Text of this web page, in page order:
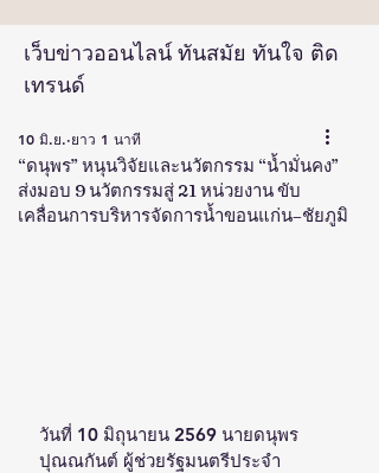
เว็บข่าวออนไลน์ ทันสมัย ทันใจ ติด
เทรนด์
“ดนุพร” หนุนวิจัยและนวัตกรรม “น้ำมั่นคง”
ส่งมอบ 9 นวัตกรรมสู่ 21 หน่วยงาน ขับ
เคลื่อนการบริหารจัดการน้ำขอนแก่น–ชัยภูมิ
10 มิ.ย. ยาว 1 นาที
วันที่ 10 มิถุนายน 2569 นายดนุพร
ปุณณกันต์ ผู้ช่วยรัฐมนตรีประจำ